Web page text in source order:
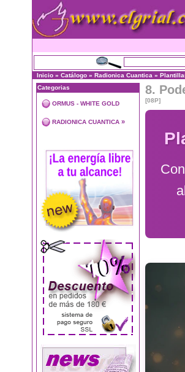
Inicio » Catálogo » Radionica Cuantica »
Categorias
ORMUS - WHITE GOLD
RADIONICA CUANTICA »
8.
[08P]